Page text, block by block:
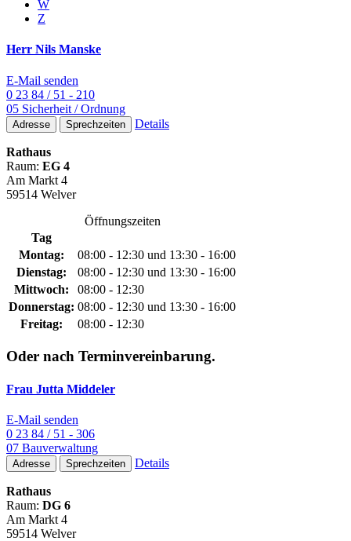
W
Z
Herr Nils Manske
E-Mail senden
0 23 84 / 51 - 210
05 Sicherheit / Ordnung
Adresse Sprechzeiten Details
Rathaus
Raum: EG 4
Am Markt 4
59514 Welver
Öffnungszeiten
Tag
Montag:
08:00 - 12:30 und 13:30 - 16:00
Dienstag:
08:00 - 12:30 und 13:30 - 16:00
Mittwoch:
08:00 - 12:30
Donnerstag: 08:00 - 12:30 und 13:30 - 16:00
Freitag:
08:00 - 12:30
Oder nach Terminvereinbarung.
Frau Jutta Middeler
E-Mail senden
0 23 84 / 51 - 306
07 Bauverwaltung
Adresse Sprechzeiten Details
Rathaus
Raum: DG 6
Am Markt 4
59514 Welver